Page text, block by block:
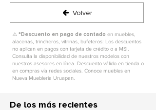
Volver
⚠️ *Descuento en pago de contado en muebles,
alacenas, trincheros, vitrinas, bufeteros: Los descuentos
no aplican en pagos con tarjeta de crédito o a MSI.
Consulta la disponibilidad de nuestros modelos con
nuestros asesores en línea. Descuento válido en tienda o
en compras vía redes sociales. Conoce muebles en
Nueva Mueblería Uruapan.
De los más recientes